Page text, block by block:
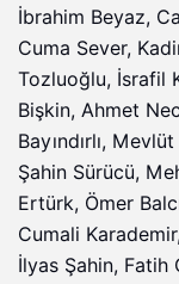
İbrahim Beyaz,
Cuma Sever,
Tozluoğlu, İsrafil
Bişkin, Ahmet
Bayındırlı,
Şahin Sürücü,
Ertürk, Ömer
Cumali
İlyas Şahin,